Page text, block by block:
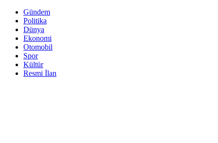
Gündem
Politika
Dünya
Ekonomi
Otomobil
Spor
Kültür
Resmi İlan